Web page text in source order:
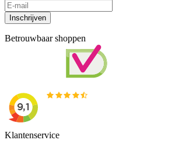
Inschrijven
Betrouwbaar shoppen
Klantenservice